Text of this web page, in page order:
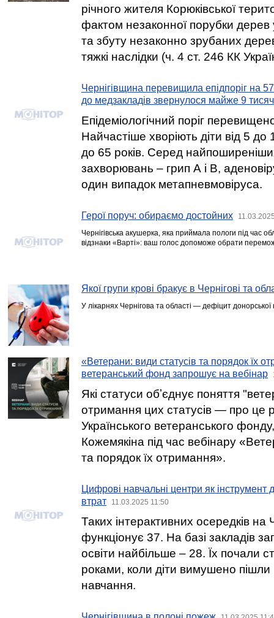
річного жителя Корюківської
фактом незаконної порубки дерев
та збуту незаконно зрубаних
тяжкі наслідки (ч. 4 ст. 246 КК
Чернігівщина перевищила епідпоріг на
до медзакладів звернулося майже 9 тисяч
Епідеміологічний поріг
Найчастіше хворіють діти від 5 до
до 65 років. Серед
захворювань – грип А і В,
один випадок метапневмовіруса.
Герої поруч: обираємо достойних
Чернігівська акушерка, яка приймала пологи під час
відзнаки «Варті»: ваш голос допоможе обрати
Якої групи крові бракує в Чернігові та
У лікарнях Чернігова та області — дефіцит донорської
«Ветерани: види статусів та порядок їх
ветеранський фонд запрошує на вебінар
Які статуси обʼєднує поняття
отримання цих статусів — про це
Українського ветеранського
Кожемякіна під час вебінару
та порядок їх отримання».
Цифрові навчальні центри як інструмент
втрат
11.03.2025 11:50
Таких інтерактивних осередків на
функціонує 37. На базі закладів
освіти найбільше – 28. Їх почали
роками, коли діти вимушено пішли
навчання.